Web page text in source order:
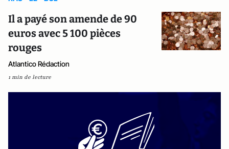
Il a payé son amende de 90
euros avec 5 100 pièces
rouges
Atlantico Rédaction
1 min de lecture